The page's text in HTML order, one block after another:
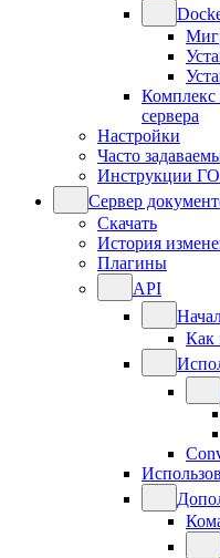
Комплекс
сервера
Настройки
Часто
Инструкции
Сервер
Скачать
История
Плагины
API
Как